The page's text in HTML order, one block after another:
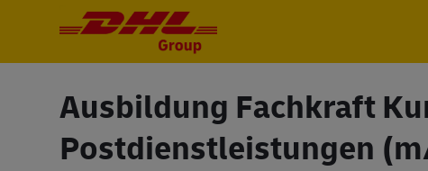
Ausbildung Fachkraft
Postdienstleistungen